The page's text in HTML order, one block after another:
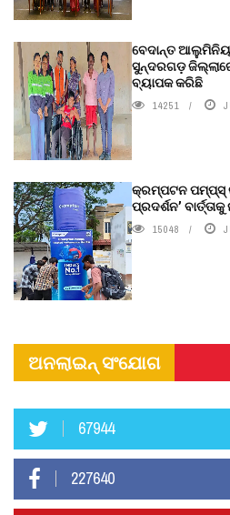
ବେଦାନ୍ତ
ସୁନ୍ଦରଗଡ଼
ବ୍ୟାପକ କରିଛି
14251
କ୍ରମ୍ପଟନ ପମ୍ପ୍‌ସ୍‌
ପ୍ରଦର୍ଶନ’
15048
ଅନଲାଇନ୍ ସଂଯୋଗ
67944
227640